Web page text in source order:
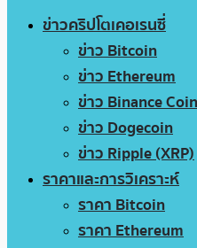
ข่าวคริปโตเคอเรนซี่
ข่าว Bitcoin
ข่าว Ethereum
ข่าว Binance Coin
ข่าว Dogecoin
ข่าว Ripple (XRP)
ราคาและการวิเคราะห์
ราคา Bitcoin
ราคา Ethereum